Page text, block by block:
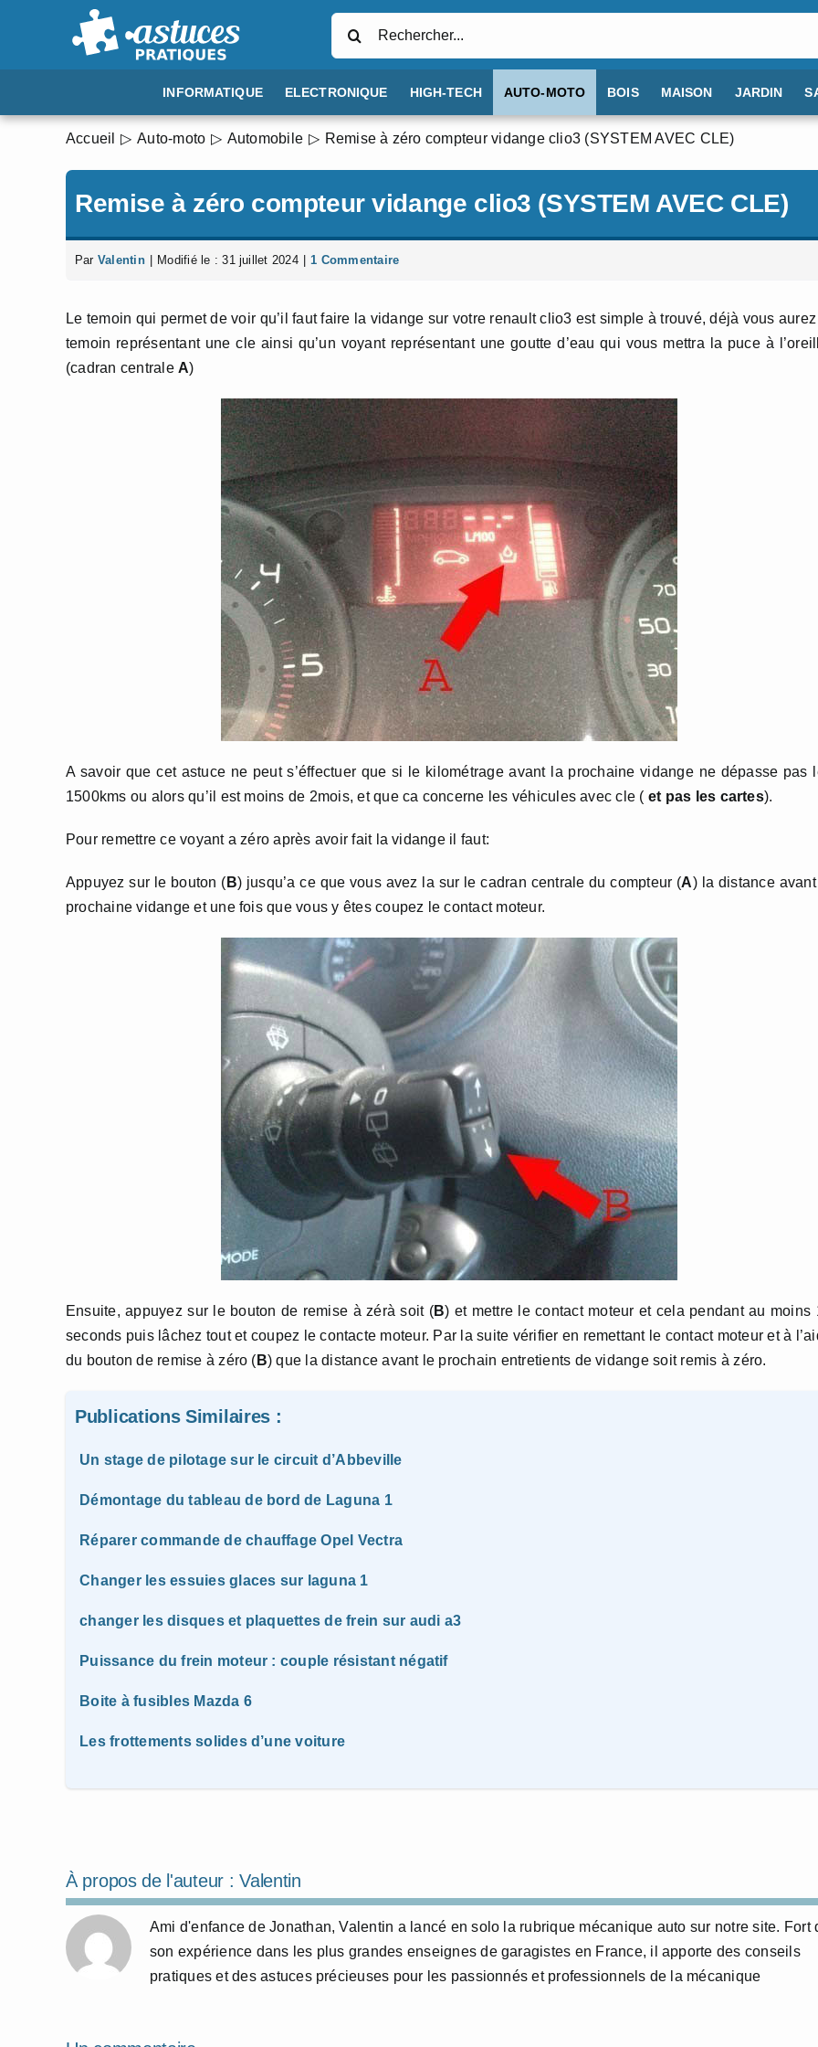
INFORMATIQUE ELECTRONIQUE HIGH-TECH AUTO-MOTO BOIS MAISON JARDIN
Accueil Auto-moto Automobile Remise à zéro compteur vidange clio3 (SYSTEM AVEC CLE)
Remise à zéro compteur vidange clio3 (SYSTEM AVEC CLE)
Par Valentin Modifié le : 31 juillet 2024 1 Commentaire
Le temoin qui permet de voir qu’il faut faire la vidange sur votre renault clio3 est simple à trouvé, déjà vous
temoin représentant une cle ainsi qu’un voyant représentant une goutte d’eau qui vous mettra la puce à
(cadran centrale A)
A savoir que cet astuce ne peut s’éffectuer que si le kilométrage avant la prochaine vidange ne dépasse pas
1500kms ou alors qu’il est moins de 2mois, et que ca concerne les véhicules avec cle ( et pas les cartes).
Pour remettre ce voyant a zéro après avoir fait la vidange il faut:
Appuyez sur le bouton ( B) jusqu’a ce que vous avez la sur le cadran centrale du compteur (A) la distance
prochaine vidange et une fois que vous y êtes coupez le contact moteur.
Ensuite, appuyez sur le bouton de remise à zérà soit (B) et mettre le contact moteur et cela pendant au moins
seconds puis lâchez tout et coupez le contacte moteur. Par la suite vérifier en remettant le contact moteur et à
du bouton de remise à zéro ( B) que la distance avant le prochain entretients de vidange soit remis à zéro.
Publications Similaires :
Un stage de pilotage sur le circuit d’Abbeville
Démontage du tableau de bord de Laguna 1
Réparer commande de chauffage Opel Vectra
Changer les essuies glaces sur laguna 1
changer les disques et plaquettes de frein sur audi a3
Puissance du frein moteur : couple résistant négatif
Boite à fusibles Mazda 6
Les frottements solides d’une voiture
À propos de l'auteur :Valentin
Ami d'enfance de Jonathan, Valentin a lancé en solo la rubrique mécanique auto sur notre site. Fort
son expérience dans les plus grandes enseignes de garagistes en France, il apporte des conseils
pratiques et des astuces précieuses pour les passionnés et professionnels de la mécanique